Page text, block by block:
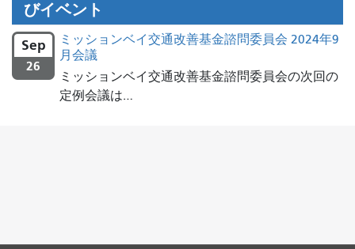
びイベント
Sep
26
ミッションベイ交通改善基金諮問委員会 2024年9
月会議
ミッションベイ交通改善基金諮問委員会の次回の
定例会議は…